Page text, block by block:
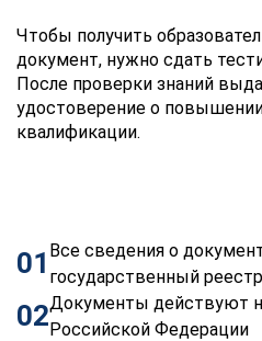
Чтобы получить
документ, нужно сдать
После проверки знаний
удостоверение о
квалификации.
01 Все сведения о
государственный
02Документы действуют
Российской Федерации